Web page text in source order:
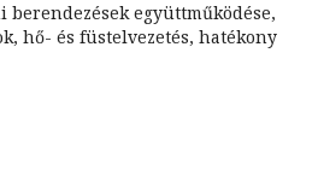
berendezések együttműködése,
hő- és füstelvezetés, hatékony